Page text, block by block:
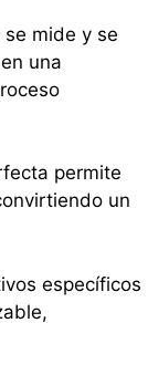
mide y se
una
permite
un
específicos